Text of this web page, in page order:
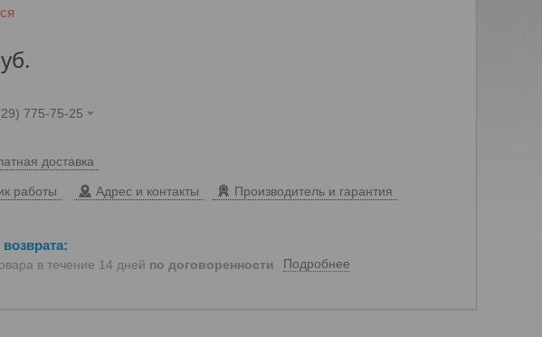
775-75-25
доставка
работы Адрес и контакты Производитель и гарантия
в течение 14 дней по договоренности Подробнее